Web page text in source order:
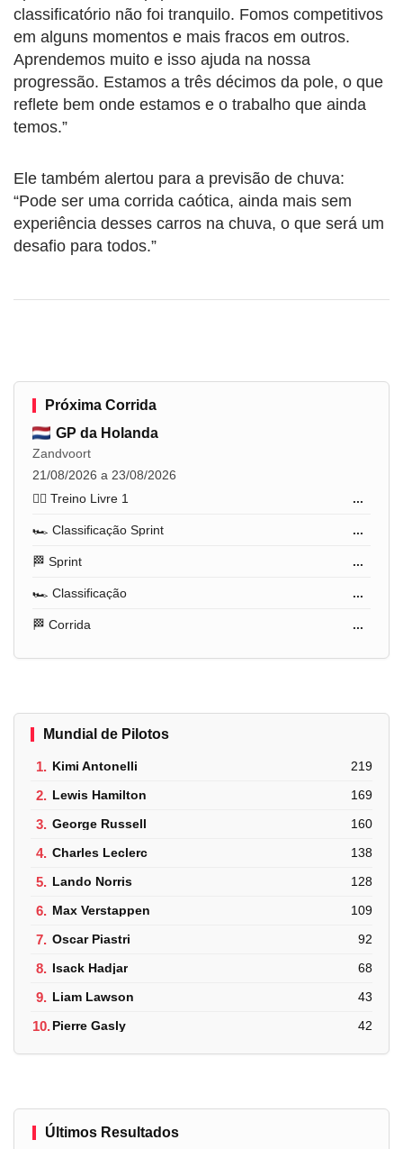
classificatório não foi tranquilo. Fomos competitivos
em alguns momentos e mais fracos em outros.
Aprendemos muito e isso ajuda na nossa
progressão. Estamos a três décimos da pole, o que
reflete bem onde estamos e o trabalho que ainda
temos.”
Ele também alertou para a previsão de chuva:
“Pode ser uma corrida caótica, ainda mais sem
experiência desses carros na chuva, o que será um
desafio para todos.”
Próxima Corrida
GP da Holanda
Zandvoort
21/08/2026 a 23/08/2026
🏋️‍♂️ Treino Livre 1
...
🏎️ Classificação Sprint ...
🏁 Sprint ...
🏎️ Classificação ...
🏁 Corrida ...
Mundial de Pilotos
1. Kimi Antonelli 219
2. Lewis Hamilton 169
3. George Russell 160
4. Charles Leclerc 138
5. Lando Norris 128
6. Max Verstappen 109
7. Oscar Piastri 92
8. Isack Hadjar 68
9. Liam Lawson 43
10.Pierre Gasly 42
Últimos Resultados